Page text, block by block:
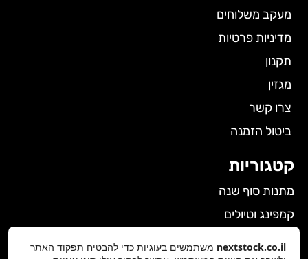
מעקב משלוחים
מדיניות פרטיות
תקנון
מגזין
צרו קשר
ביטול הזמנה
קטגוריות
מתנות סוף שנה
קמפינג וטיולים
nextstock.co.il משתמשים בעוגיות כדי להבטיח תפקוד האתר